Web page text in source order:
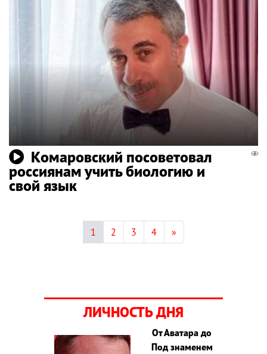
Комаровский посоветовал
россиянам учить биологию и
свой язык
1 2 3 4 »
ЛИЧНОСТЬ ДНЯ
От Аватара до
Под знаменем